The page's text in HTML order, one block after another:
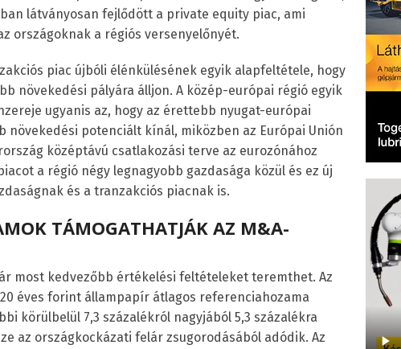
látványosan fejlődött a private equity piac, ami
országoknak a régiós versenyelőnyét.
piac újbóli élénkülésének egyik alapfeltétele, hogy
növekedési pályára álljon. A közép-európai régió egyik
ugyanis az, hogy az érettebb nyugat-európai
növekedési potenciált kínál, miközben az Európai Unión
középtávú csatlakozási terve az eurozónához
a régió négy legnagyobb gazdasága közül és ez új
és a tranzakciós piacnak is.
TÁMOGATHATJÁK AZ M&A-
most kedvezőbb értékelési feltételeket teremthet. Az
éves forint állampapír átlagos referenciahozama
körülbelül 7,3 százalékról nagyjából 5,3 százalékra
az országkockázati felár zsugorodásából adódik. Az